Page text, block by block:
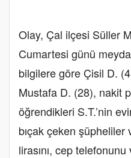
Olay, Çal ilçesi Süller
Cumartesi günü
bilgilere göre Çisil D.
Mustafa D. (28), nakit
öğrendikleri S.T.’nin
bıçak çeken şüpheliler
lirasını, cep